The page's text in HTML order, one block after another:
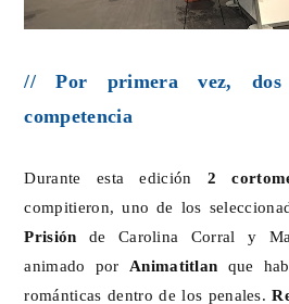
// Por primera vez, dos
competencia
Durante esta edición 2
compitieron, uno de los
Prisión de Carolina Corral y
animado por Animatitlan que
románticas dentro de los penales.